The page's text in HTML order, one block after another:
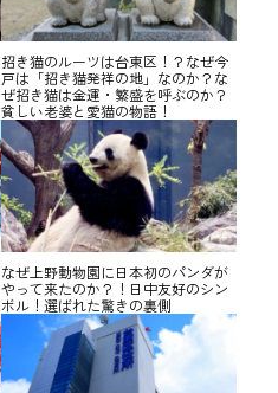
招き猫のルーツは台東区！？なぜ今
戸は「招き猫発祥の地」なのか？な
ぜ招き猫は金運・繁盛を呼ぶのか？
貧しい老婆と愛猫の物語！
なぜ上野動物園に日本初のパンダが
やって来たのか？！日中友好のシン
ボル！選ばれた驚きの裏側